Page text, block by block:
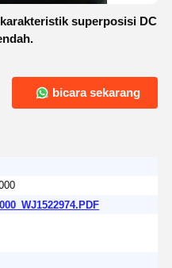
superposisi DC
bicara sekarang